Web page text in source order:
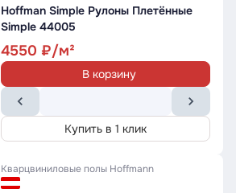
Hoffman Simple Рулоны Плетённые
Simple 44005
4550
В корзину
Купить в 1 клик
Кварцвиниловые полы Hoffmann